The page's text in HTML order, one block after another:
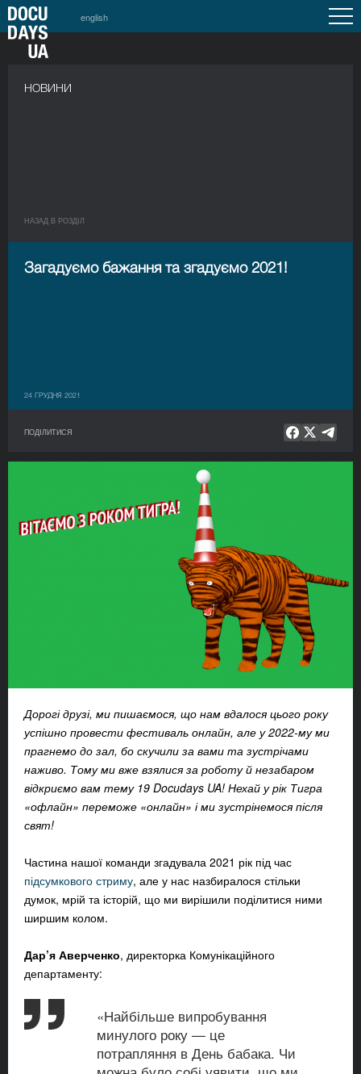
english
НОВИНИ
НАЗАД В РОЗДIЛ
Загадуємо бажання та згадуємо 2021!
24 ГРУДНЯ 2021
ПОДІЛИТИСЯ
Дорогі друзі, ми пишаємося, що нам вдалося цього року
успішно провести фестиваль онлайн, але у 2022-му ми
прагнемо до зал, бо скучили за вами та зустрічами
наживо. Тому ми вже взялися за роботу й незабаром
відкриємо вам тему 19 Docudays UA! Нехай у рік Тигра
«офлайн» переможе «онлайн» і ми зустрінемося після
свят!
Частина нашої команди згадувала 2021 рік під час
підсумкового стриму, але у нас назбиралося стільки
думок, мрій та історій, що ми вирішили поділитися ними
ширшим колом.
Дар’я Аверченко, директорка Комунікаційного
департаменту:
«Найбільше випробування
минулого року — це
потрапляння в День бабака. Чи